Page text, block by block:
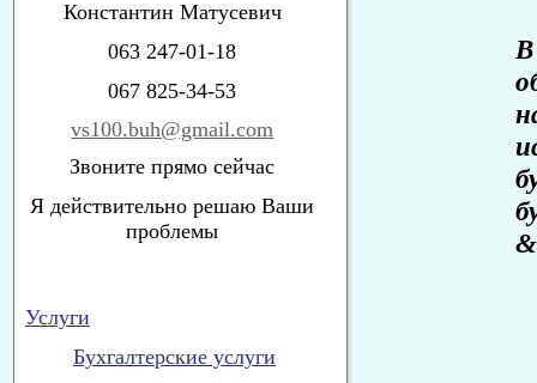
Константин Матусевич
063 247-01-18
067 825-34-53
vs100.buh@gmail.com
Звоните прямо сейчас
Я действительно решаю Ваши
проблемы
Услуги
Бухгалтерские услуги